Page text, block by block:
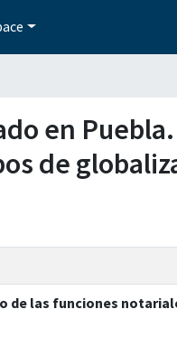
en
de
de las funciones